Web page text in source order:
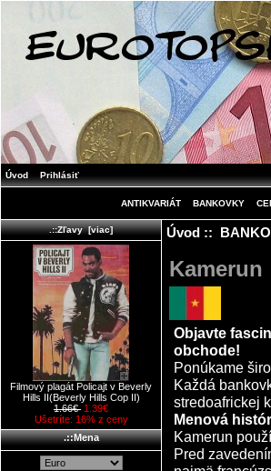
Úvod Prihlásiť
ANTIKVARIÁT BANKOVKY
.::Zľavy [viac]
Filmový plagát Policajt v Beverly
Hills II(Beverly Hills Cop II)
1.66€ 1.39€
Ušetríte: 16% z ceny
.::Mena
Úvod::
Kamerun
Objavte
obchode!
Ponúkame
Každá
stredoafrickej
Menová
Kamerun
Pred